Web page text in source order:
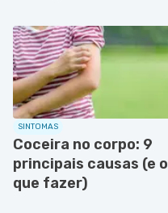
SINTOMAS
Coceira no corpo: 9
principais causas (e o
que fazer)